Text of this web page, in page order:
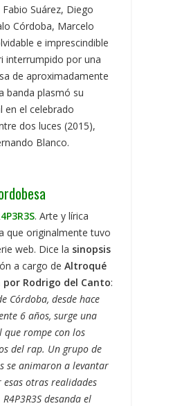
Suárez, Diego
Córdoba, Marcelo
e imprescindible
interrumpido por una
de aproximadamente
banda plasmó su
en el celebrado
dos luces (2015),
Blanco.
. Arte y lírica
que originalmente tuvo
web. Dice la sinopsis
a cargo de Altroqué
Rodrigo del Canto:
Córdoba, desde hace
6 años, surge una
que rompe con los
del rap. Un grupo de
se animaron a levantar
esas otras realidades
desanda el